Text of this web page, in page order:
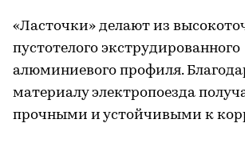
«Ласточки» делают из
пустотелого экструдированного
алюминиевого профиля.
материалу электропоезда
прочными и устойчивыми к